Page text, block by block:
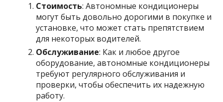
Стоимость: Автономные кондиционеры
могут быть довольно дорогими в покупке и
установке, что может стать препятствием
для некоторых водителей.
Обслуживание: Как и любое другое
оборудование, автономные кондиционеры
требуют регулярного обслуживания и
проверки, чтобы обеспечить их надежную
работу.